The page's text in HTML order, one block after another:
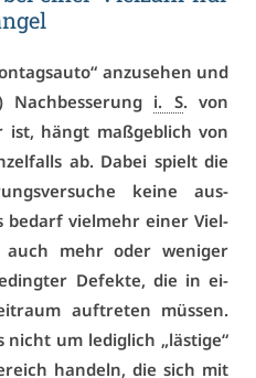
an­zu­se­hen und
i. S. von
ist, hängt maß­geb­lich von
ab. Da­bei spielt die
kei­ne aus­
be­darf viel­mehr ei­ner Viel­
auch mehr oder we­ni­ger
De­fek­te, die in ei­
auf­tre­ten müs­sen.
nicht um le­dig­lich „läs­ti­ge“
han­deln, die sich mit